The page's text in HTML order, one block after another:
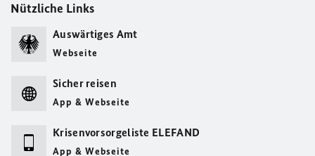
Nützliche Links
Auswärtiges Amt
Webseite
Sicher reisen
App & Webseite
Krisenvorsorgeliste ELEFAND
App & Webseite